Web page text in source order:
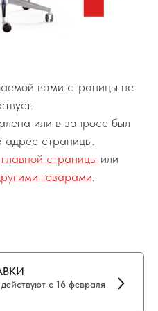
вами страницы не
или в запросе был
адрес страницы.
главной страницы или
товарами
с 16 февраля